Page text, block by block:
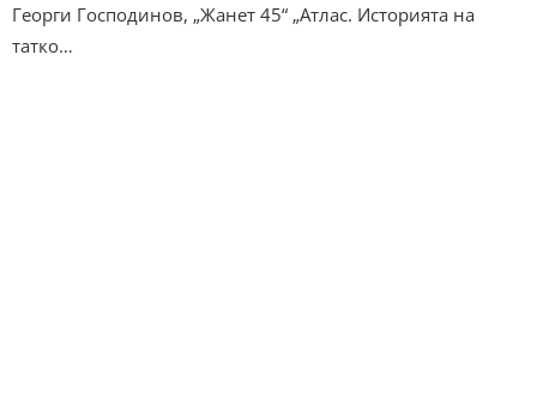
Георги Господинов, „Жанет 45“ „Атлас. Историята на
татко…